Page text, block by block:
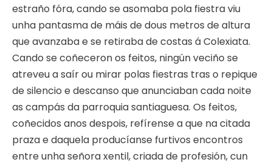
estraño fóra, cando se asomaba pola fiestra viu
unha pantasma de máis de dous metros de altura
que avanzaba e se retiraba de costas á Colexiata.
Cando se coñeceron os feitos, ningún veciño se
atreveu a saír ou mirar polas fiestras tras o repique
de silencio e descanso que anunciaban cada noite
as campás da parroquia santiaguesa. Os feitos,
coñecidos anos despois, refírense a que na citada
praza e daquela producíanse furtivos encontros
entre unha señora xentil, criada de profesión, cun